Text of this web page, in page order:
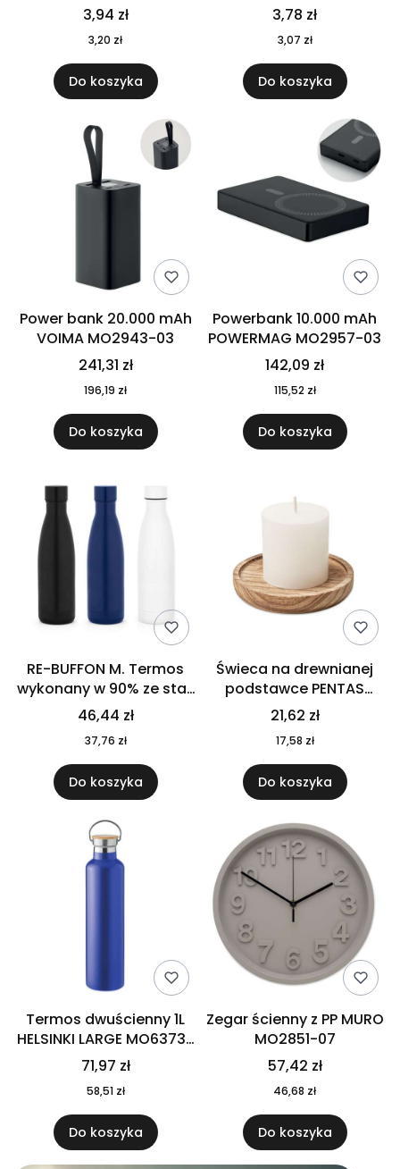
3,94 zł
3,20 zł
Do koszyka
3,78 zł
3,07 zł
Do koszyka
Power bank 20.000 mAh
VOIMA MO2943-03
241,31 zł
196,19 zł
Do koszyka
Powerbank 10.000 mAh
POWERMAG MO2957-03
142,09 zł
115,52 zł
Do koszyka
RE-BUFFON M. Termos
wykonany w 90% ze stali
nierdzewnej
pochodzącej z
recyklingu 520 ml 94294
46,44 zł
37,76 zł
Do koszyka
Świeca na drewnianej
podstawce PENTAS
MO6282-40
21,62 zł
17,58 zł
Do koszyka
Termos dwuścienny 1L
HELSINKI LARGE MO6373-
04
71,97 zł
58,51 zł
Do koszyka
Zegar ścienny z PP MURO
MO2851-07
57,42 zł
46,68 zł
Do koszyka